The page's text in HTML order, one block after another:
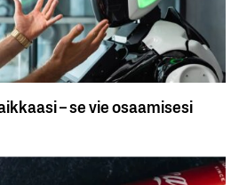
– se vie osaamisesi